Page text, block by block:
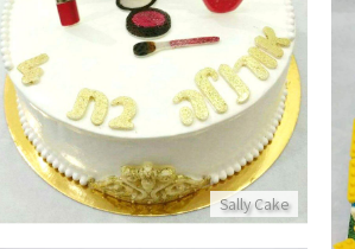
Sally Cake
עוגת יום הולדת נסיכות
פרטים נוספים